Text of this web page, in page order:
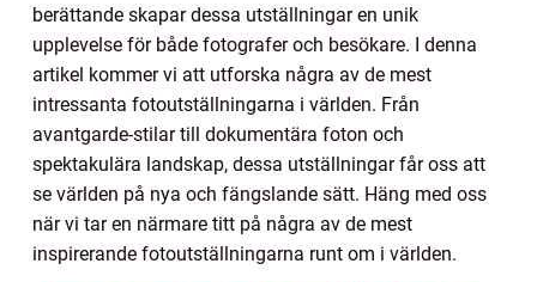
berättande skapar dessa utställningar en unik
upplevelse för både fotografer och besökare. I denna
artikel kommer vi att utforska några av de mest
intressanta fotoutställningarna i världen. Från
avantgarde-stilar till dokumentära foton och
spektakulära landskap, dessa utställningar får oss att
se världen på nya och fängslande sätt. Häng med oss
när vi tar en närmare titt på några av de mest
inspirerande fotoutställningarna runt om i världen.